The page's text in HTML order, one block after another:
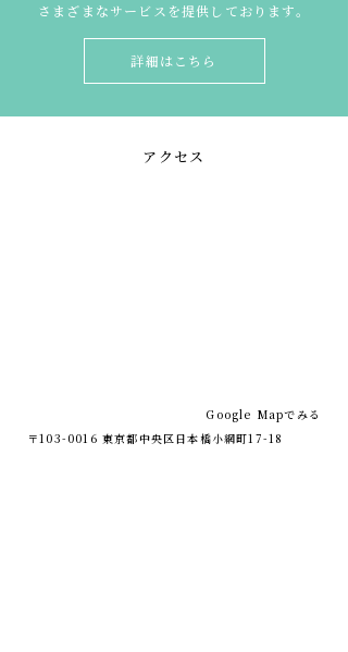
さまざまなサービスを提供しております。
詳細はこちら
アクセス
Google Mapでみる
〒103-0016 東京都中央区日本橋小網町17-18